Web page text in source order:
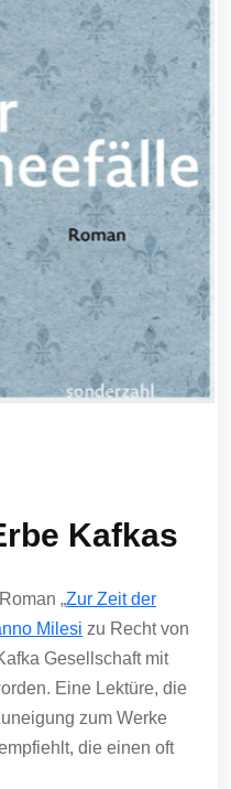
Kafkas
„Zur Zeit der
Milesi zu Recht von
Gesellschaft mit
Eine Lektüre, die
zum Werke
die einen oft